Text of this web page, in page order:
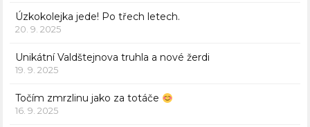
Úzkokolejka jede! Po třech letech.
20. 9. 2025
Unikátní Valdštejnova truhla a nové žerdi
19. 9. 2025
Točím zmrzlinu jako za totáče
16. 9. 2025